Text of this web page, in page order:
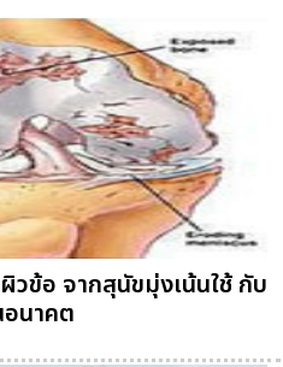
วข้อ จากสุนัขมุ่งเน้นใช้ กับ
นาคต